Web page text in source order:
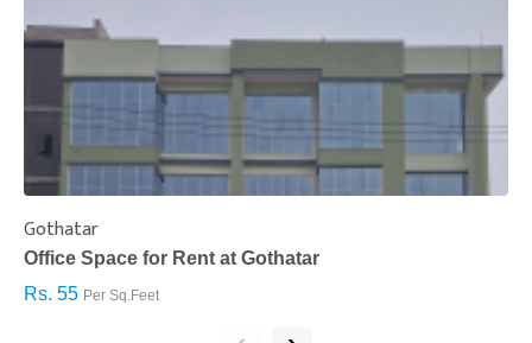
Gothatar
Office Space for Rent at Gothatar
Rs. 55 Per Sq.Feet